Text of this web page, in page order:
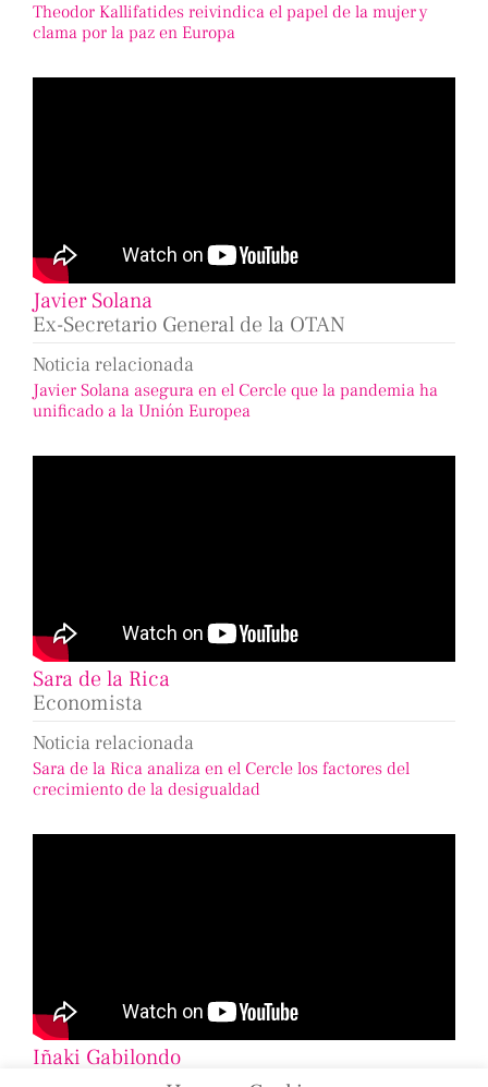
Theodor Kallifatides reivindica el papel de la mujer y
clama por la paz en Europa
Javier Solana
Ex-Secretario General de la OTAN
Noticia relacionada
Javier Solana asegura en el Cercle que la pandemia ha
unificado a la Unión Europea
Sara de la Rica
Economista
Noticia relacionada
Sara de la Rica analiza en el Cercle los factores del
crecimiento de la desigualdad
Iñaki Gabilondo